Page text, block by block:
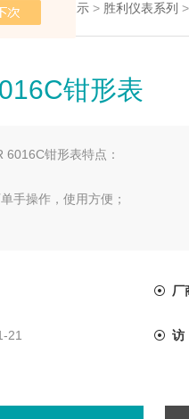
页> 产品展示 > 胜利仪表系列 >
钳形表
6016C钳形表特点：
手操作，使用方便；
厂
21 访